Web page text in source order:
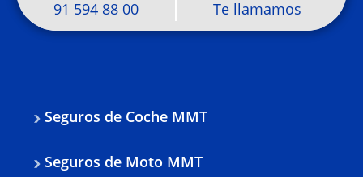
91 594 88 00 Te llamamos
Seguros de Coche MMT
Seguros de Moto MMT